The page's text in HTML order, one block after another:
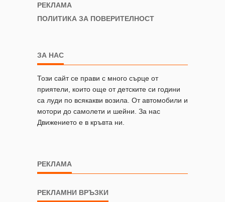
РЕКЛАМА
ПОЛИТИКА ЗА ПОВЕРИТЕЛНОСТ
ЗА НАС
Този сайт се прави с много сърце от
приятели, които още от детските си години
са луди по всякакви возила. От автомобили и
мотори до самолети и шейни. За нас
Движението е в кръвта ни.
РЕКЛАМА
РЕКЛАМНИ ВРЪЗКИ